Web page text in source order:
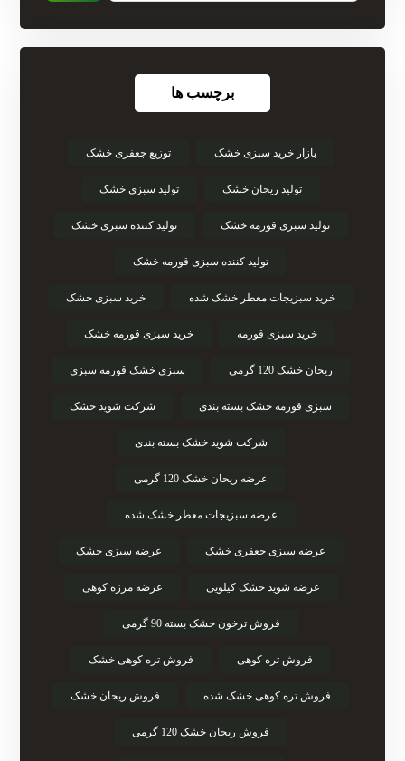
برچسب ها
بازار خرید سبزی خشک توزیع جعفری خشک
تولید ریحان خشک تولید سبزی خشک
تولید سبزی قورمه خشک تولید کننده سبزی خشک
تولید کننده سبزی قورمه خشک
خرید سبزیجات معطر خشک شده خرید سبزی خشک
خرید سبزی قورمه خرید سبزی قورمه خشک
ریحان خشک 120 گرمی سبزی خشک قورمه سبزی
سبزی قورمه خشک بسته بندی شرکت شوید خشک
شرکت شوید خشک بسته بندی
عرضه ریحان خشک 120 گرمی
عرضه سبزیجات معطر خشک شده
عرضه سبزی جعفری خشک عرضه سبزی خشک
عرضه شوید خشک کیلویی عرضه مرزه کوهی
فروش ترخون خشک بسته 90 گرمی
فروش تره کوهی فروش تره کوهی خشک
فروش تره کوهی خشک شده فروش ریحان خشک
فروش ریحان خشک 120 گرمی